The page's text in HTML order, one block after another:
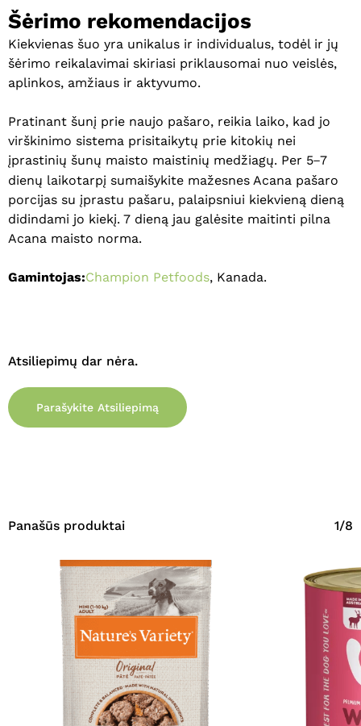
Šėrimo rekomendacijos
Kiekvienas šuo yra unikalus ir individualus, todėl ir jų
šėrimo reikalavimai skiriasi priklausomai nuo veislės,
aplinkos, amžiaus ir aktyvumo.
Pratinant šunį prie naujo pašaro, reikia laiko, kad jo
virškinimo sistema prisitaikytų prie kitokių nei
įprastinių šunų maisto maistinių medžiagų. Per 5–7
dienų laikotarpį sumaišykite mažesnes Acana pašaro
porcijas su įprastu pašaru, palaipsniui kiekvieną dieną
didindami jo kiekį. 7 dieną jau galėsite maitinti pilna
Acana maisto norma.
Gamintojas:Champion Petfoods, Kanada.
Atsiliepimų dar nėra.
Parašykite Atsiliepimą
Panašūs produktai 1/8